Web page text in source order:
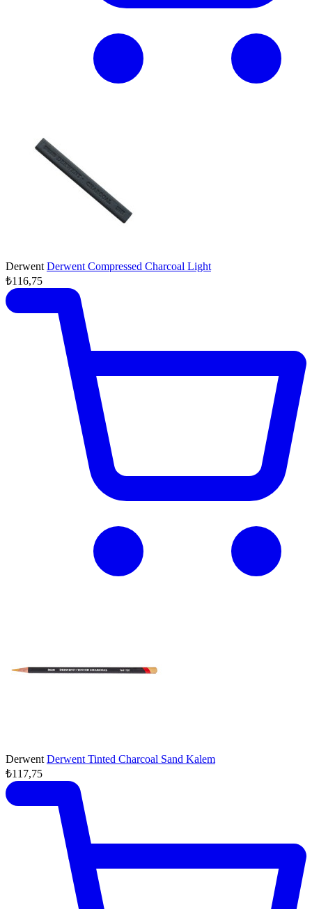
Derwent Derwent Compressed Charcoal Light
₺116,75
Derwent Derwent Tinted Charcoal Sand Kalem
₺117,75